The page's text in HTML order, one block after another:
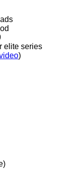
elite series
)